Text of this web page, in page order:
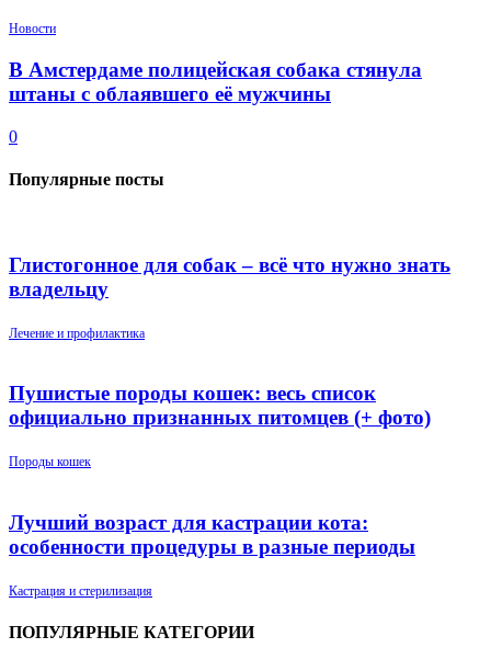
Новости
В Амстердаме полицейская собака стянула
штаны с облаявшего её мужчины
0
Популярные посты
Глистогонное для собак – всё что нужно знать
владельцу
Лечение и профилактика
Пушистые породы кошек: весь список
официально признанных питомцев (+ фото)
Породы кошек
Лучший возраст для кастрации кота:
особенности процедуры в разные периоды
Кастрация и стерилизация
ПОПУЛЯРНЫЕ КАТЕГОРИИ